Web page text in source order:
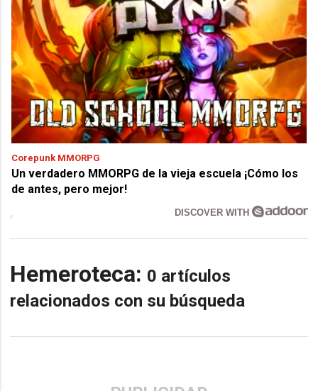
Corepunk MMORPG
Un verdadero MMORPG de la vieja escuela ¡Cómo los
de antes, pero mejor!
DISCOVER WITH
Hemeroteca: 0 artículos
relacionados con su búsqueda